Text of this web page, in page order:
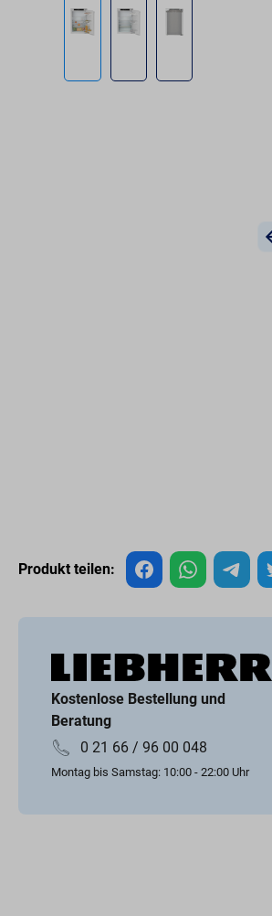
Produkt teilen:
Kostenlose Bestellung und
Beratung
0 21 66 / 96 00 048
Montag bis Samstag: 10:00 - 22:00 Uhr